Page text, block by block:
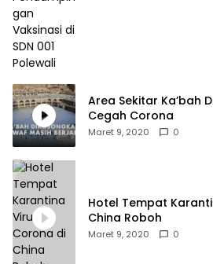
Area Sekitar Ka’bah
Cegah Corona
Maret 9, 2020 0
Hotel Tempat
China Roboh
Maret 9, 2020 0